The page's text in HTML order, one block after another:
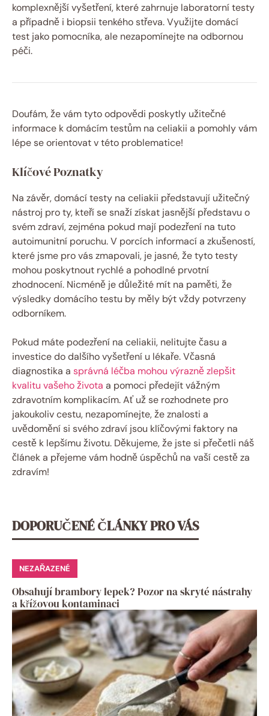
komplexnější vyšetření, které zahrnuje laboratorní testy
a případně i biopsii tenkého střeva. Využijte domácí
test jako pomocníka, ale nezapomínejte na odbornou
péči.
Doufám, že vám tyto odpovědi poskytly užitečné
informace k domácím testům na celiakii a pomohly vám
lépe se orientovat v této problematice!
Klíčové Poznatky
Na závěr, domácí testy na celiakii představují užitečný
nástroj pro ty, kteří se snaží získat jasnější představu o
svém zdraví, zejména pokud mají podezření na tuto
autoimunitní poruchu. V porcích informací a zkušeností,
které jsme pro vás zmapovali, je jasné, že tyto testy
mohou poskytnout rychlé a pohodlné prvotní
zhodnocení. Nicméně je důležité mít na paměti, že
výsledky domácího testu by měly být vždy potvrzeny
odborníkem.
Pokud máte podezření na celiakii, nelitujte času a
investice do dalšího vyšetření u lékaře. Včasná
diagnostika a správná léčba mohou výrazně zlepšit
kvalitu vašeho života a pomoci předejít vážným
zdravotním komplikacím. Ať už se rozhodnete pro
jakoukoliv cestu, nezapomínejte, že znalosti a
uvědomění si svého zdraví jsou klíčovými faktory na
cestě k lepšímu životu. Děkujeme, že jste si přečetli náš
článek a přejeme vám hodně úspěchů na vaší cestě za
zdravím!
DOPORUČENÉ ČLÁNKY PRO VÁS
NEZAŘAZENÉ
Obsahují brambory lepek? Pozor na skryté nástrahy
a křížovou kontaminaci